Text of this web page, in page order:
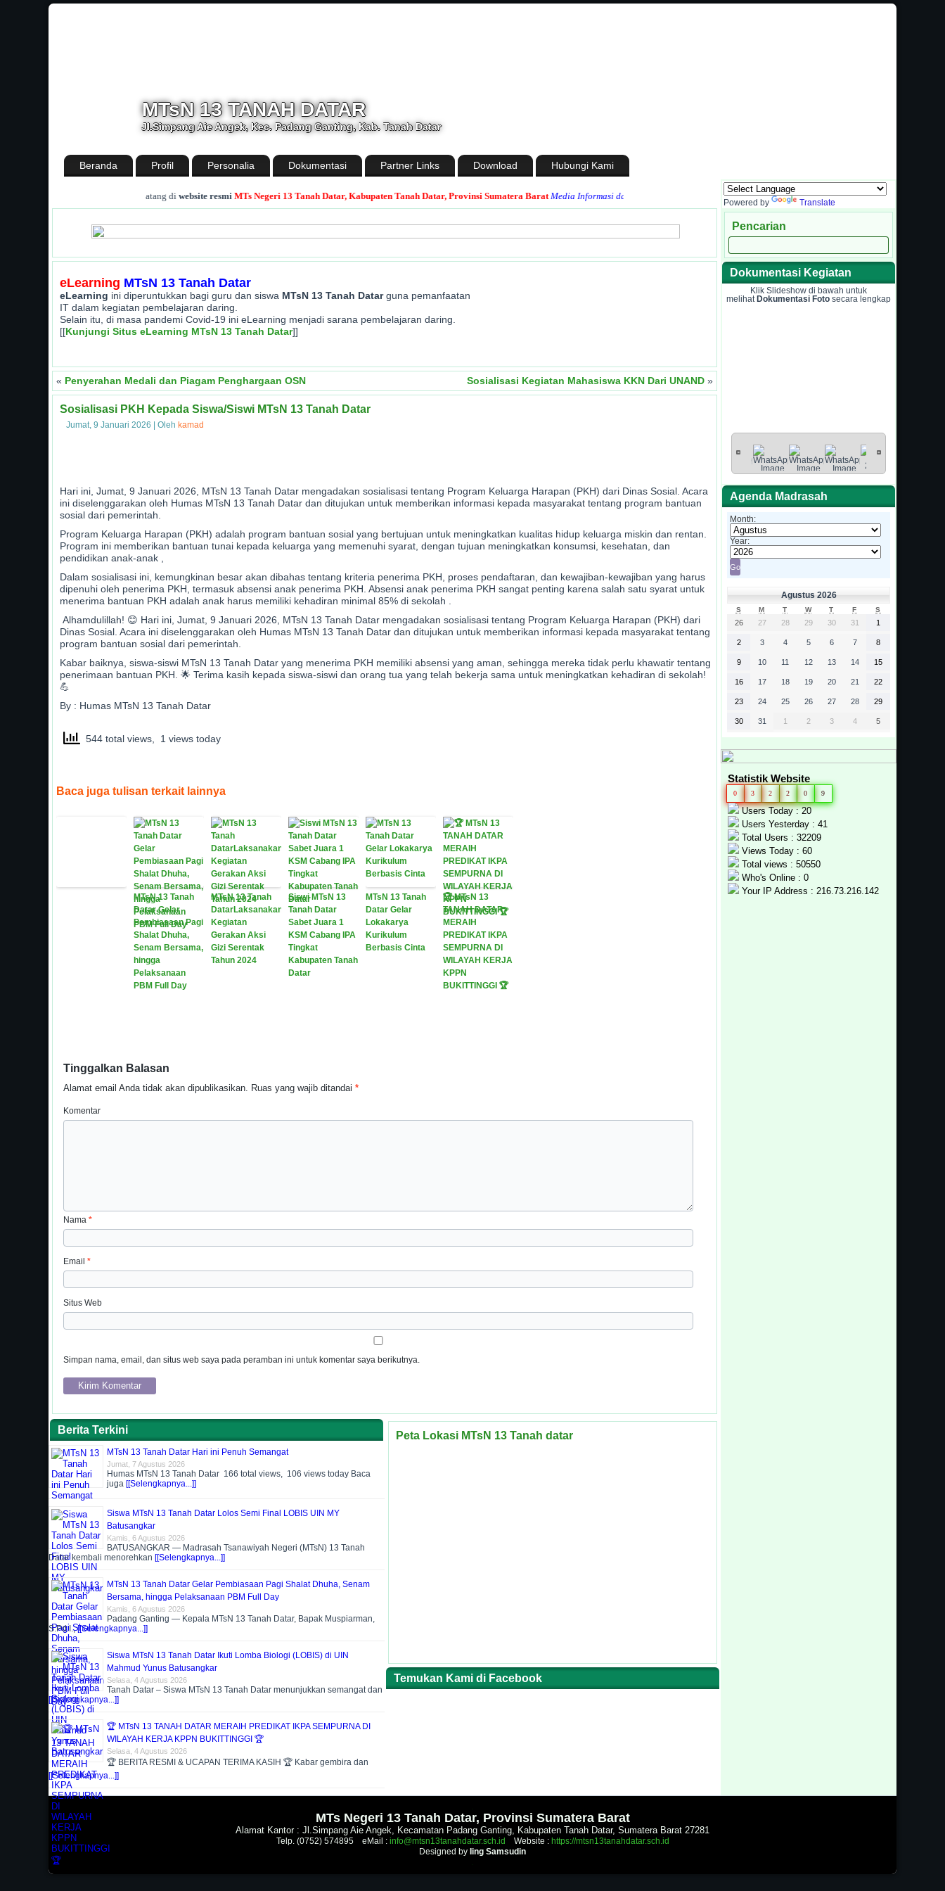
MTsN 13 TANAH DATAR
Jl.Simpang Aie Angek, Kec. Padang Ganting, Kab. Tanah Datar
Beranda Profil Personalia Dokumentasi Partner Links Download Hubungi Kami
Selamat datang diwebsite resmi MTs Negeri 13 Tanah Datar, Kabupaten Tanah Datar, Provinsi Sumatera Barat Media Informasi dan Sarana Komunikasi Antara Sekolah dengan Masyarakat
eLearning MTsN 13 Tanah Datar
eLearning ini diperuntukkan bagi guru dan siswa MTsN 13 Tanah Datarguna pemanfaatan
IT dalam kegiatan pembelajaran daring.
Selain itu, di masa pandemi Covid-19 ini eLearning menjadi sarana pembelajaran daring.
[[Kunjungi Situs eLearning MTsN 13 Tanah Datar]]
« Penyerahan Medali dan Piagam Penghargaan OSN Sosialisasi Kegiatan Mahasiswa KKN Dari UNAND »
Sosialisasi PKH Kepada Siswa/Siswi MTsN 13 Tanah Datar
Jumat, 9 Januari 2026 Oleh kamad
Hari ini, Jumat, 9 Januari 2026, MTsN 13 Tanah Datar mengadakan sosialisasi tentang Program Keluarga Harapan (PKH) dari Dinas Sosial. Acara
ini diselenggarakan oleh Humas MTsN 13 Tanah Datar dan ditujukan untuk memberikan informasi kepada masyarakat tentang program bantuan
sosial dari pemerintah.
Program Keluarga Harapan (PKH) adalah program bantuan sosial yang bertujuan untuk meningkatkan kualitas hidup keluarga miskin dan rentan.
Program ini memberikan bantuan tunai kepada keluarga yang memenuhi syarat, dengan tujuan meningkatkan konsumsi, kesehatan, dan
pendidikan anak-anak ,
Dalam sosialisasi ini, kemungkinan besar akan dibahas tentang kriteria penerima PKH, proses pendaftaran, dan kewajiban-kewajiban yang harus
dipenuhi oleh penerima PKH, termasuk absensi anak penerima PKH. Absensi anak penerima PKH sangat penting karena salah satu syarat untuk
menerima bantuan PKH adalah anak harus memiliki kehadiran minimal 85% di sekolah .
Alhamdulillah! 😊 Hari ini, Jumat, 9 Januari 2026, MTsN 13 Tanah Datar mengadakan sosialisasi tentang Program Keluarga Harapan (PKH) dari
Dinas Sosial. Acara ini diselenggarakan oleh Humas MTsN 13 Tanah Datar dan ditujukan untuk memberikan informasi kepada masyarakat tentang
program bantuan sosial dari pemerintah.
Kabar baiknya, siswa-siswi MTsN 13 Tanah Datar yang menerima PKH memiliki absensi yang aman, sehingga mereka tidak perlu khawatir tentang
penerimaan bantuan PKH. 🌟 Terima kasih kepada siswa-siswi dan orang tua yang telah bekerja sama untuk meningkatkan kehadiran di sekolah!
💪
By : Humas MTsN 13 Tanah Datar
544 total views, 1 views today
Baca juga tulisan terkait lainnya
MTsN 13 Tanah
Datar Gelar
Pembiasaan Pagi
Shalat Dhuha,
Senam Bersama,
hingga
Pelaksanaan
PBM Full Day
MTsN 13 Tanah
DatarLaksanakan
Kegiatan
Gerakan Aksi
Gizi Serentak
Tahun 2024
Siswi MTsN 13
Tanah Datar
Sabet Juara 1
KSM Cabang IPA
Tingkat
Kabupaten Tanah
Datar
MTsN 13 Tanah
Datar Gelar
Lokakarya
Kurikulum
Berbasis Cinta
🏆 MTsN 13
TANAH DATAR
MERAIH
PREDIKAT IKPA
SEMPURNA DI
WILAYAH KERJA
KPPN
BUKITTINGGI 🏆
Tinggalkan Balasan
Alamat email Anda tidak akan dipublikasikan. Ruas yang wajib ditandai *
Komentar
Nama *
Email *
Situs Web
Simpan nama, email, dan situs web saya pada peramban ini untuk komentar saya berikutnya.
Berita Terkini
MTsN 13 Tanah Datar Hari ini Penuh Semangat
Jumat, 7 Agustus 2026
Humas MTsN 13 Tanah Datar 166 total views, 106 views today Baca
juga [[Selengkapnya...]]
Siswa MTsN 13 Tanah Datar Lolos Semi Final LOBIS UIN MY
Batusangkar
Kamis, 6 Agustus 2026
BATUSANGKAR — Madrasah Tsanawiyah Negeri (MTsN) 13 Tanah
Datar kembali menorehkan [[Selengkapnya...]]
MTsN 13 Tanah Datar Gelar Pembiasaan Pagi Shalat Dhuha, Senam
Bersama, hingga Pelaksanaan PBM Full Day
Kamis, 6 Agustus 2026
Padang Ganting — Kepala MTsN 13 Tanah Datar, Bapak Muspiarman,
S.Pd.I.,[[Selengkapnya...]]
Siswa MTsN 13 Tanah Datar Ikuti Lomba Biologi (LOBIS) di UIN
Mahmud Yunus Batusangkar
Selasa, 4 Agustus 2026
Tanah Datar – Siswa MTsN 13 Tanah Datar menunjukkan semangat dan
[[Selengkapnya...]]
🏆 MTsN 13 TANAH DATAR MERAIH PREDIKAT IKPA SEMPURNA DI
WILAYAH KERJA KPPN BUKITTINGGI 🏆
Selasa, 4 Agustus 2026
🏆 BERITA RESMI & UCAPAN TERIMA KASIH 🏆 Kabar gembira dan
[[Selengkapnya...]]
Peta Lokasi MTsN 13 Tanah datar
Temukan Kami di Facebook
Powered by Translate
Pencarian
Dokumentasi Kegiatan
Klik Slideshow di bawah untuk
melihat Dokumentasi Foto secara lengkap
Agenda Madrasah
Month:
Year:
Agustus 2026
S M T W T F S
26 27 28 29 30 31 1
2 3 4 5 6 7 8
9 10 11 12 13 14 15
16 17 18 19 20 21 22
23 24 25 26 27 28 29
30 31 1 2 3 4 5
Statistik Website
0 3 2 2 0 9
Users Today : 20
Users Yesterday : 41
Total Users : 32209
Views Today : 60
Total views : 50550
Who's Online : 0
Your IP Address : 216.73.216.142
MTs Negeri 13 Tanah Datar, Provinsi Sumatera Barat
Alamat Kantor : Jl.Simpang Aie Angek, Kecamatan Padang Ganting, Kabupaten Tanah Datar, Sumatera Barat 27281
Telp. (0752) 574895 eMail : info@mtsn13tanahdatar.sch.id Website : https://mtsn13tanahdatar.sch.id
Designed by Iing Samsudin